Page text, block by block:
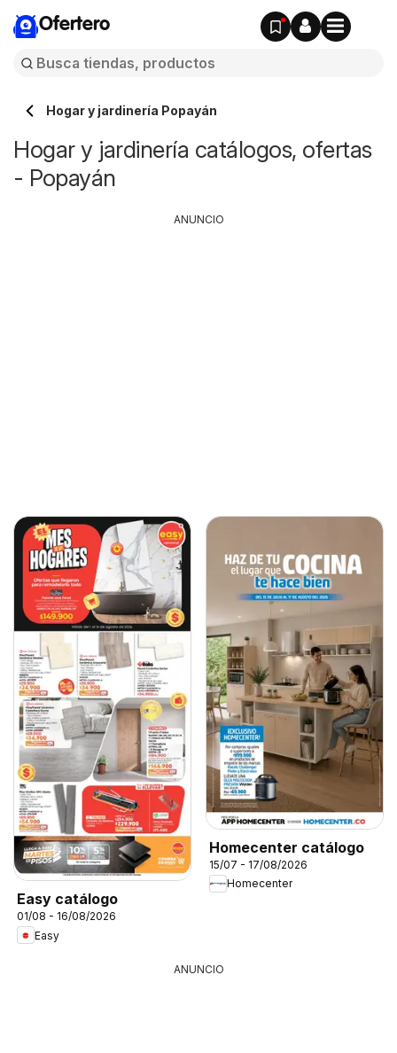
Ofertero
Hogar y jardinería Popayán
Hogar y jardinería catálogos, ofertas
- Popayán
Easy catálogo
01/08 - 16/08/2026
Easy
Homecenter catálogo
15/07 - 17/08/2026
Homecenter
ANUNCIO
ANUNCIO